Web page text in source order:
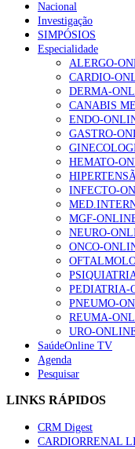
NOTÍCIAS MAIS LIDAS
1.º
te na
207
gesto conta
203
Alguns
família com
162
“Os
custo-
sustentável
94
Quase
88
Nacional
Investigação
SIMPÓSIOS
Especialidade
ALERGO-
CARDIO-
DERMA-
CANABIS
ENDO-
GASTRO-
HEMATO-
INFECTO-
MGF-
NEURO-
ONCO-
PEDIATRIA-
PNEUMO-
REUMA-
URO-
SaúdeOnline TV
Agenda
Pesquisar
LINKS RÁPIDOS
CRM Digest
CARDIORRENAL